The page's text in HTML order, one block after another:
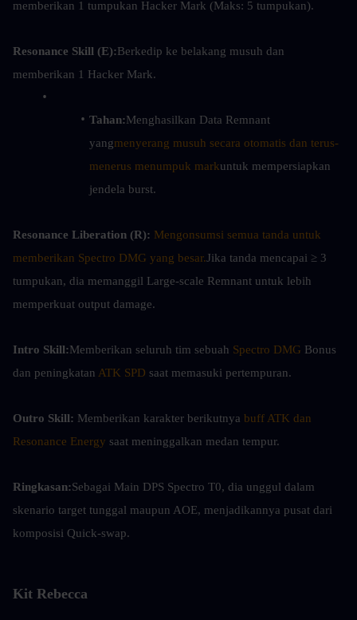
memberikan 1 tumpukan Hacker Mark (Maks: 5 tumpukan).
Resonance Skill (E):Berkedip ke belakang musuh dan
memberikan 1 Hacker Mark.
Tahan:Menghasilkan Data Remnant
yangmenyerang musuh secara otomatis dan terus-
menerus menumpuk markuntuk mempersiapkan
jendela burst.
Resonance Liberation (R): Mengonsumsi semua tanda untuk
memberikan Spectro DMG yang besar.Jika tanda mencapai ≥ 3
tumpukan, dia memanggil Large-scale Remnant untuk lebih
memperkuat output damage.
Intro Skill:Memberikan seluruh tim sebuah Spectro DMG Bonus
dan peningkatan ATK SPD saat memasuki pertempuran.
Outro Skill: Memberikan karakter berikutnya buff ATK dan
Resonance Energy saat meninggalkan medan tempur.
Ringkasan:Sebagai Main DPS Spectro T0, dia unggul dalam
skenario target tunggal maupun AOE, menjadikannya pusat dari
komposisi Quick-swap.
Kit Rebecca